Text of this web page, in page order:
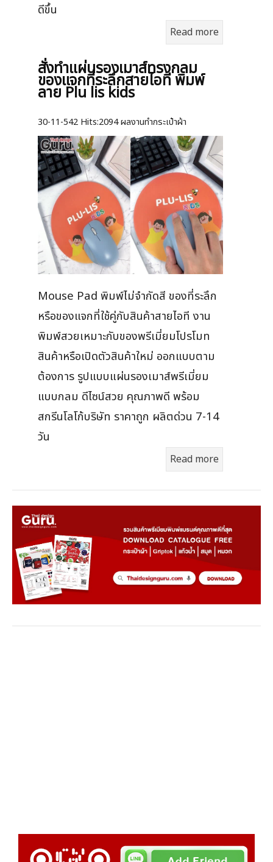
ดีขึ้น
Read more
สั่งทำแผ่นรองเมาส์ทรงกลม
ของแจกที่ระลึกสายไอที พิมพ์
ลาย Plu lis kids
30-11-542 Hits:2094 ผลงานทำกระเป๋าผ้า
Mouse Pad พิมพ์ไม่จำกัดสี ของที่ระลึก
หรือของแจกที่ใช้คู่กับสินค้าสายไอที งาน
พิมพ์สวยเหมาะกับของพรีเมี่ยมโปรโมท
สินค้าหรือเปิดตัวสินค้าใหม่ ออกแบบตาม
ต้องการ รูปแบบแผ่นรองเมาส์พรีเมี่ยม
แบบกลม ดีไซน์สวย คุณภาพดี พร้อม
สกรีนโลโก้บริษัท ราคาถูก ผลิตด่วน 7-14
วัน
Read more